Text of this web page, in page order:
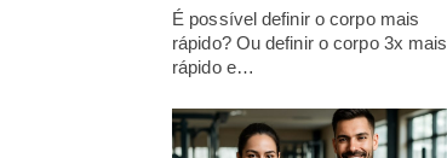
É possível definir o corpo mais
rápido? Ou definir o corpo 3x mais
rápido e…